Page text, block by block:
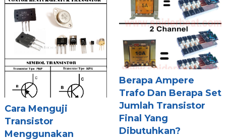
Cara Menguji
Transistor
Menggunakan
Berapa Ampere
Trafo Dan Berapa Set
Jumlah Transistor
Final Yang
Dibutuhkan?